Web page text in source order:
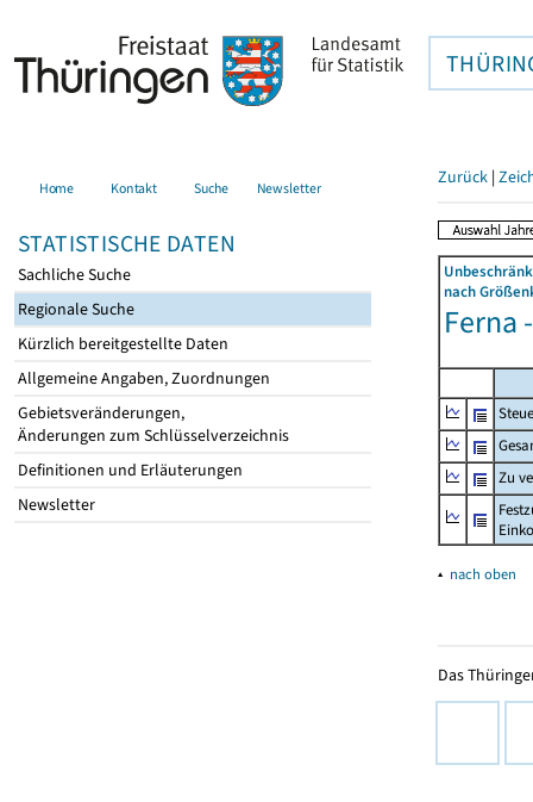
Home Kontakt Suche Newsletter
STATISTISCHE DATEN
Sachliche Suche
Regionale Suche
Kürzlich bereitgestellte Daten
Allgemeine Angaben, Zuordnungen
Gebietsveränderungen,
Änderungen zum Schlüsselverzeichnis
Definitionen und Erläuterungen
Newsletter
Zurück |
nach
Ferna
Zu
▴ nach oben
Das